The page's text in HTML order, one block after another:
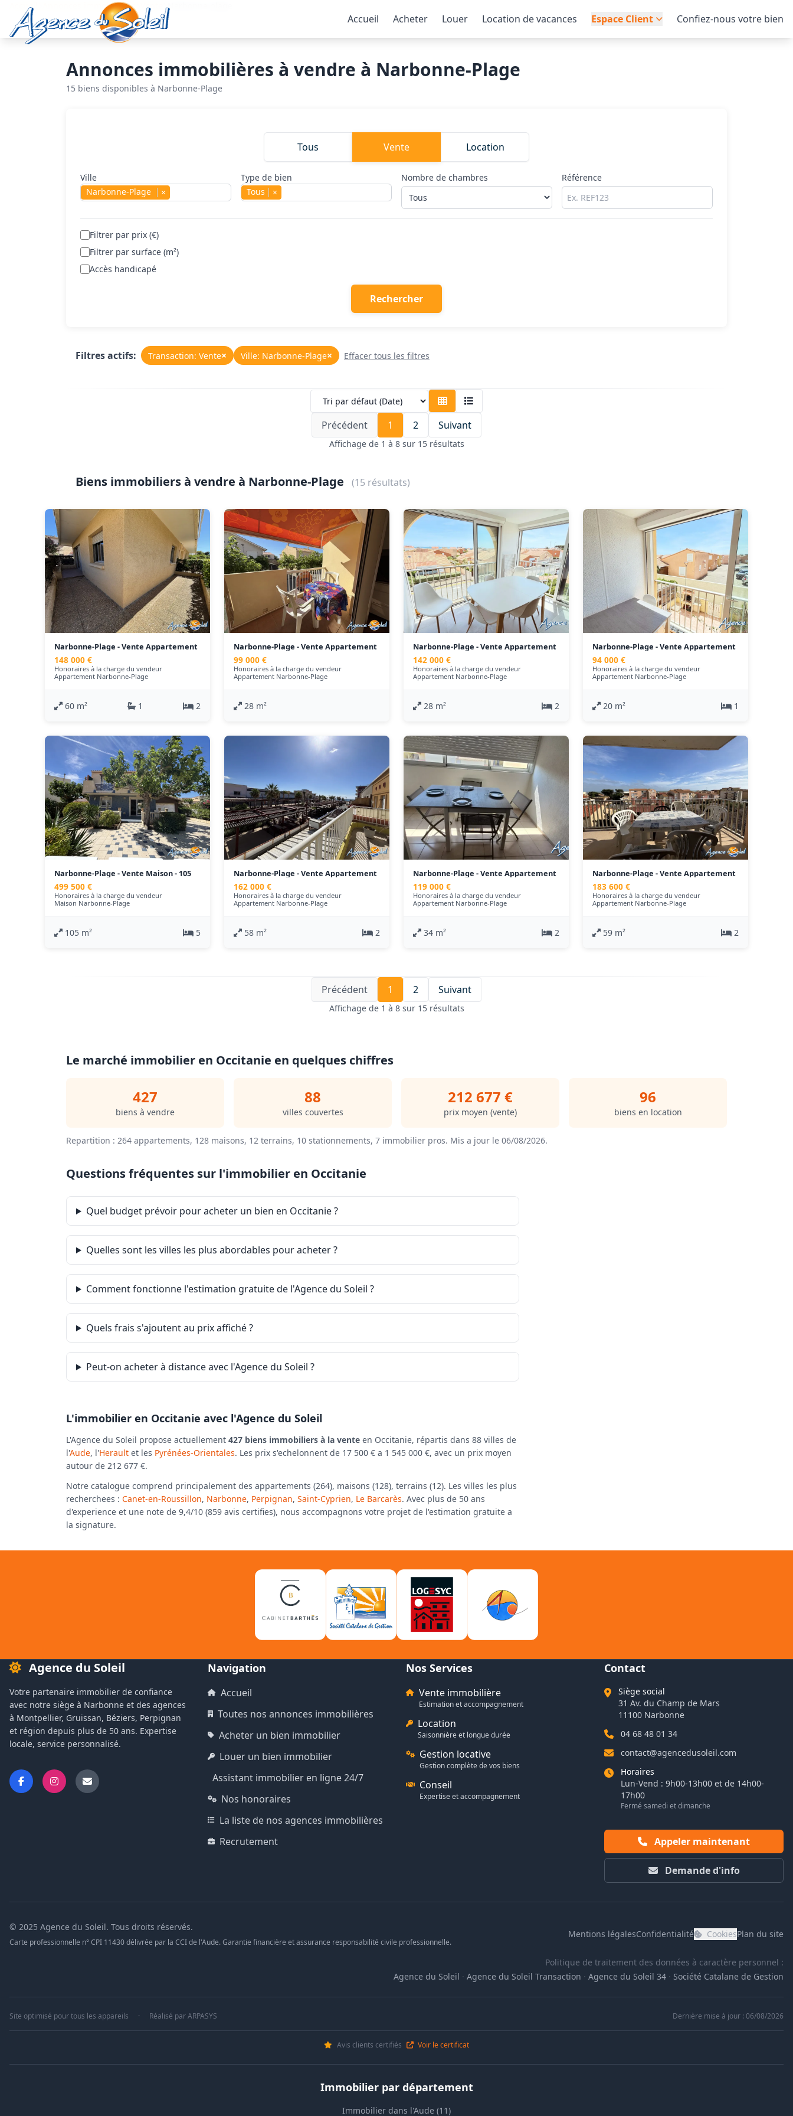
Aller au contenu principal
Accueil
Acheter Louer Location de vacances Espace Client Confiez-nous votre bien
Accueil Annonces immobilières Vente Narbonne plage
Annonces immobilières à vendre à Narbonne-Plage
15 biens disponibles à Narbonne-Plage
Tous Vente Location
Ville
Narbonne-Plage
×
Type de bien
Tous
×
Nombre de chambres Référence
Filtrer par prix (€)
Filtrer par surface (m²)
Accès handicapé
Rechercher
Filtres actifs: Transaction: Vente× Ville: Narbonne-Plage× Effacer tous les filtres
Précédent 1 2 Suivant
Affichage de 1 à 8 sur 15 résultats
Biens immobiliers à vendre à Narbonne-Plage (15 résultats)
Narbonne-Plage - Vente Appartement
- 60 m²
148 000 €
Honoraires à la charge du vendeur
Appartement Narbonne-Plage
60 m² 1 2
Narbonne-Plage - Vente Appartement
- 28 m²
99 000 €
Honoraires à la charge du vendeur
Appartement Narbonne-Plage
28 m²
Narbonne-Plage - Vente Appartement
- 28 m²
142 000 €
Honoraires à la charge du vendeur
Appartement Narbonne-Plage
28 m² 2
Narbonne-Plage - Vente Appartement
- 20 m²
94 000 €
Honoraires à la charge du vendeur
Appartement Narbonne-Plage
20 m² 1
Narbonne-Plage - Vente Maison - 105
m²
499 500 €
Honoraires à la charge du vendeur
Maison Narbonne-Plage
105 m² 5
Narbonne-Plage - Vente Appartement
- 58 m²
162 000 €
Honoraires à la charge du vendeur
Appartement Narbonne-Plage
58 m² 2
Narbonne-Plage - Vente Appartement
- 34 m²
119 000 €
Honoraires à la charge du vendeur
Appartement Narbonne-Plage
34 m² 2
Narbonne-Plage - Vente Appartement
- 59 m²
183 600 €
Honoraires à la charge du vendeur
Appartement Narbonne-Plage
59 m² 2
Précédent 1 2 Suivant
Affichage de 1 à 8 sur 15 résultats
Le marché immobilier en Occitanie en quelques chiffres
427
biens à vendre
88
villes couvertes
212 677 €
prix moyen (vente)
96
biens en location
Repartition : 264 appartements, 128 maisons, 12 terrains, 10 stationnements, 7 immobilier pros. Mis a jour le 06/08/2026.
Questions fréquentes sur l'immobilier en Occitanie
Quel budget prévoir pour acheter un bien en Occitanie ?
Quelles sont les villes les plus abordables pour acheter ?
Comment fonctionne l'estimation gratuite de l'Agence du Soleil ?
Quels frais s'ajoutent au prix affiché ?
Peut-on acheter à distance avec l'Agence du Soleil ?
L'immobilier en Occitanie avec l'Agence du Soleil
L'Agence du Soleil propose actuellement 427 biens immobiliers à la vente en Occitanie, répartis dans 88 villes de
l'Aude, l'Herault et les Pyrénées-Orientales. Les prix s'echelonnent de 17 500 € a 1 545 000 €, avec un prix moyen
autour de 212 677 €.
Notre catalogue comprend principalement des appartements (264), maisons (128), terrains (12). Les villes les plus
recherchees : Canet-en-Roussillon, Narbonne, Perpignan, Saint-Cyprien, Le Barcarès. Avec plus de 50 ans
d'experience et une note de 9,4/10 (859 avis certifies), nous accompagnons votre projet de l'estimation gratuite a
la signature.
Agence du Soleil
Votre partenaire immobilier de confiance
avec notre siège à Narbonne et des agences
à Montpellier, Gruissan, Béziers, Perpignan
et région depuis plus de 50 ans. Expertise
locale, service personnalisé.
Navigation
Accueil
Toutes nos annonces immobilières
Acheter un bien immobilier
Louer un bien immobilier
Assistant immobilier en ligne 24/7
Nos honoraires
La liste de nos agences immobilières
Recrutement
Nos Services
Vente immobilière
Estimation et accompagnement
Location
Saisonnière et longue durée
Gestion locative
Gestion complète de vos biens
Conseil
Expertise et accompagnement
Contact
Siège social
31 Av. du Champ de Mars
11100 Narbonne
04 68 48 01 34
contact@agencedusoleil.com
Horaires
Lun-Vend : 9h00-13h00 et de 14h00-
17h00
Fermé samedi et dimanche
Appeler maintenant
Demande d'info
© 2025 Agence du Soleil. Tous droits réservés.
Carte professionnelle n° CPI 11430 délivrée par la CCI de l'Aude. Garantie financière et assurance responsabilité civile professionnelle.
Mentions légalesConfidentialité CookiesPlan du site
Politique de traitement des données à caractère personnel :
Agence du Soleil · Agence du Soleil Transaction · Agence du Soleil 34 · Société Catalane de Gestion
Site optimisé pour tous les appareils · Réalisé parARPASYS Dernière mise à jour : 06/08/2026
Avis clients certifiés Voir le certificat
Immobilier par département
Immobilier dans l'Aude (11)